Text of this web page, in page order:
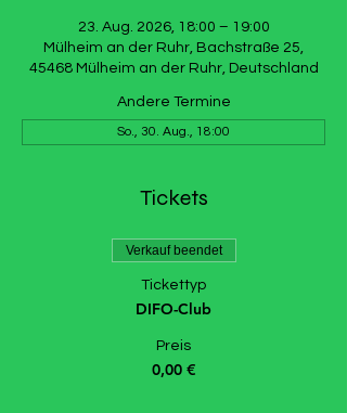
23. Aug. 2026, 18:00 – 19:00
Mülheim an der Ruhr, Bachstraße 25,
45468 Mülheim an der Ruhr, Deutschland
Andere Termine
So., 30. Aug., 18:00
Tickets
Verkauf beendet
Tickettyp
DIFO-Club
Preis
0,00 €